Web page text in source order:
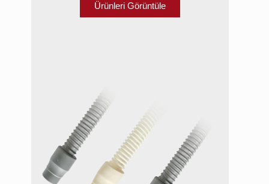
Ürünleri Görüntüle